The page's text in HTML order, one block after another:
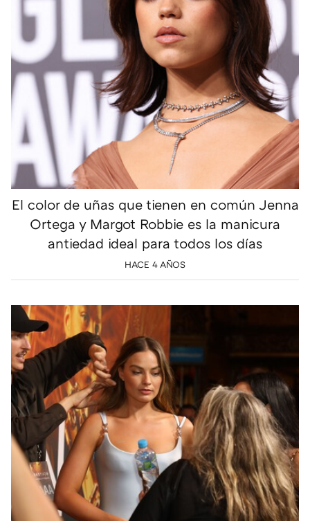
El color de uñas que tienen en común Jenna
Ortega y Margot Robbie es la manicura
antiedad ideal para todos los días
HACE 4 AÑOS